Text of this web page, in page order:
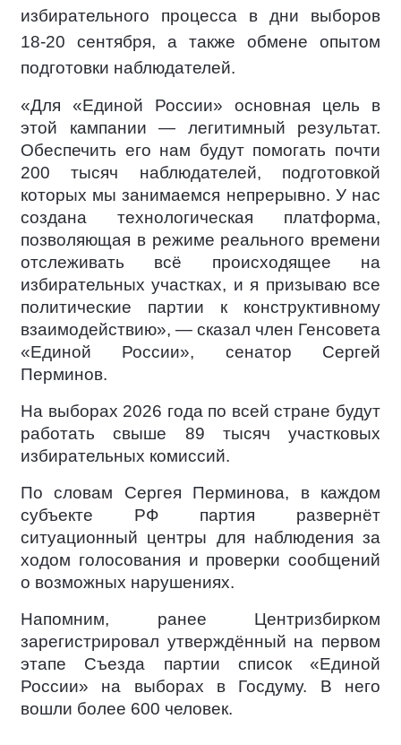
избирательного процесса в дни выборов
18-20 сентября, а также обмене опытом
подготовки наблюдателей.
«Для «Единой России» основная цель в
этой кампании — легитимный результат.
Обеспечить его нам будут помогать почти
200 тысяч наблюдателей, подготовкой
которых мы занимаемся непрерывно. У нас
создана технологическая платформа,
позволяющая в режиме реального времени
отслеживать всё происходящее на
избирательных участках, и я призываю все
политические партии к конструктивному
взаимодействию», — сказал член Генсовета
«Единой России», сенатор Сергей
Перминов.
На выборах 2026 года по всей стране будут
работать свыше 89 тысяч участковых
избирательных комиссий.
По словам Сергея Перминова, в каждом
субъекте РФ партия развернёт
ситуационный центры для наблюдения за
ходом голосования и проверки сообщений
о возможных нарушениях.
Напомним, ранее Центризбирком
зарегистрировал утверждённый на первом
этапе Съезда партии список «Единой
России» на выборах в Госдуму. В него
вошли более 600 человек.